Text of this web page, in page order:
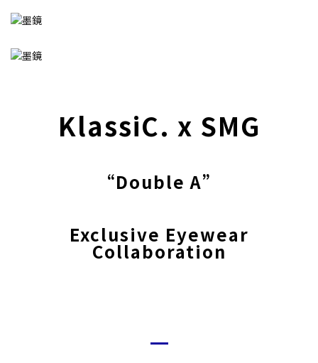
KlassiC. x SMG
“Double A”
Exclusive Eyewear
Collaboration